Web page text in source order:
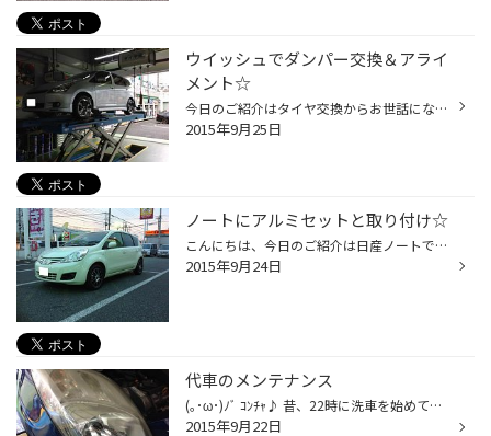
ウイッシュでダンパー交換＆アライ
メント☆
今日のご紹介はタイヤ交換からお世話になっていますウイッシュです。 タイヤ交換時にリヤダンパーのオイル漏れが発覚！⇒交換となりました！ （櫻庭スタッフが持っているのはオイル漏れしている純正ダンパーです） 装着データー ダンパー：KYB NEW SR スペシャル アライメント実施 純正ショックアブ...
2015年9月25日
ノートにアルミセットと取り付け☆
こんにちは、今日のご紹介は日産ノートです。 タイヤ交換のついでにホイールも格好良くしていただきました。 装着データー タイヤ ：エコピアＰＺ－ＸＣ 175/60Ｒ15 ホイール：シュナイダー グランｘ 15Ｘ55 ホイールアライメント実施 １インチＵＰでもホイールは軽めで軽快さはそのまま☆ お買...
2015年9月24日
代車のメンテナンス
(｡･ω･)ﾉﾞ ｺﾝﾁｬ♪ 昔、22時に洗車を始めて気づいたら朝の6時半になっていたことのある櫻庭です。 本日はお客様に貸し出しする代車のヴィッツを洗車いたしました！！ヽ( ´￢`)ノ スタンドでバイトをしていた時に洗車を担当しており、一応コーティングの資格持ってますｗｗ ボディーを洗い、内窓を拭い...
2015年9月22日